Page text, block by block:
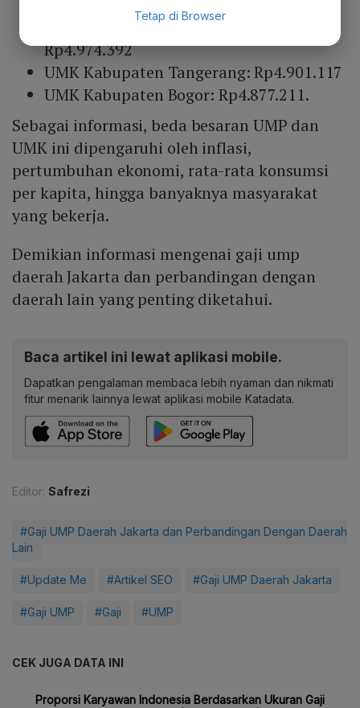
UMK Kota Tangerang: Rp5.069.708
UMK Kota Tangerang Selatan:
Rp4.974.392
UMK Kabupaten Tangerang: Rp4.901.117
UMK Kabupaten Bogor: Rp4.877.211.
Sebagai informasi, beda besaran UMP dan
UMK ini dipengaruhi oleh inflasi,
pertumbuhan ekonomi, rata-rata konsumsi
per kapita, hingga banyaknya masyarakat
yang bekerja.
Demikian informasi mengenai gaji ump
daerah Jakarta dan perbandingan dengan
daerah lain yang penting diketahui.
Baca artikel ini lewat aplikasi mobile.
Dapatkan pengalaman membaca lebih nyaman dan nikmati
fitur menarik lainnya lewat aplikasi mobile Katadata.
Editor: Safrezi
#Gaji UMP Daerah Jakarta dan Perbandingan Dengan Daerah
Lain
#Update Me #Artikel SEO #Gaji UMP Daerah Jakarta
#Gaji UMP #Gaji #UMP
CEK JUGA DATA INI
Tetap di Browser